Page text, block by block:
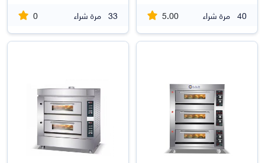
40 مرة شراء 5.00
33 مرة شراء 0